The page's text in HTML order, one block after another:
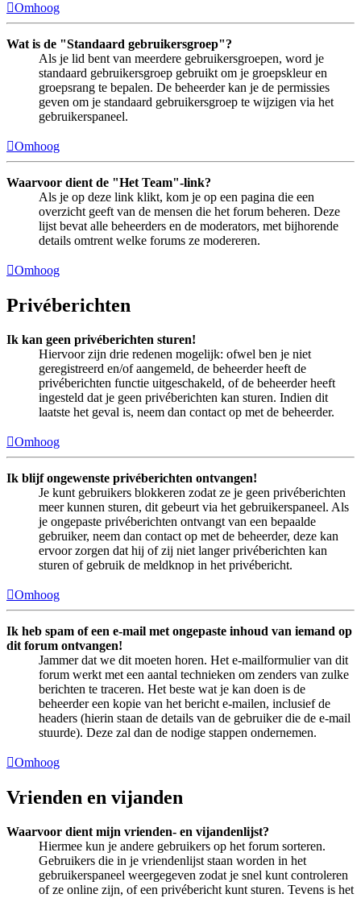
Omhoog
Wat is de "Standaard gebruikersgroep"?
Als je lid bent van meerdere gebruikersgroepen, word je
standaard gebruikersgroep gebruikt om je groepskleur en
groepsrang te bepalen. De beheerder kan je de permissies
geven om je standaard gebruikersgroep te wijzigen via het
gebruikerspaneel.
Omhoog
Waarvoor dient de "Het Team"-link?
Als je op deze link klikt, kom je op een pagina die een
overzicht geeft van de mensen die het forum beheren. Deze
lijst bevat alle beheerders en de moderators, met bijhorende
details omtrent welke forums ze modereren.
Omhoog
Privéberichten
Ik kan geen privéberichten sturen!
Hiervoor zijn drie redenen mogelijk: ofwel ben je niet
geregistreerd en/of aangemeld, de beheerder heeft de
privéberichten functie uitgeschakeld, of de beheerder heeft
ingesteld dat je geen privéberichten kan sturen. Indien dit
laatste het geval is, neem dan contact op met de beheerder.
Omhoog
Ik blijf ongewenste privéberichten ontvangen!
Je kunt gebruikers blokkeren zodat ze je geen privéberichten
meer kunnen sturen, dit gebeurt via het gebruikerspaneel. Als
je ongepaste privéberichten ontvangt van een bepaalde
gebruiker, neem dan contact op met de beheerder, deze kan
ervoor zorgen dat hij of zij niet langer privéberichten kan
sturen of gebruik de meldknop in het privébericht.
Omhoog
Ik heb spam of een e-mail met ongepaste inhoud van iemand op
dit forum ontvangen!
Jammer dat we dit moeten horen. Het e-mailformulier van dit
forum werkt met een aantal technieken om zenders van zulke
berichten te traceren. Het beste wat je kan doen is de
beheerder een kopie van het bericht e-mailen, inclusief de
headers (hierin staan de details van de gebruiker die de e-mail
stuurde). Deze zal dan de nodige stappen ondernemen.
Omhoog
Vrienden en vijanden
Waarvoor dient mijn vrienden- en vijandenlijst?
Hiermee kun je andere gebruikers op het forum sorteren.
Gebruikers die in je vriendenlijst staan worden in het
gebruikerspaneel weergegeven zodat je snel kunt controleren
of ze online zijn, of een privébericht kunt sturen. Tevens is het